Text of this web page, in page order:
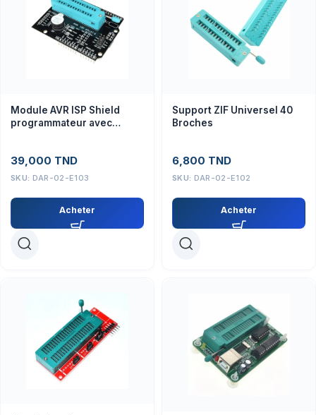
Module AVR ISP Shield
programmateur avec
39,000 TND
SKU: DAR-02-E103
Acheter
Support ZIF Universel 40
Broches
6,800 TND
SKU: DAR-02-E102
Acheter